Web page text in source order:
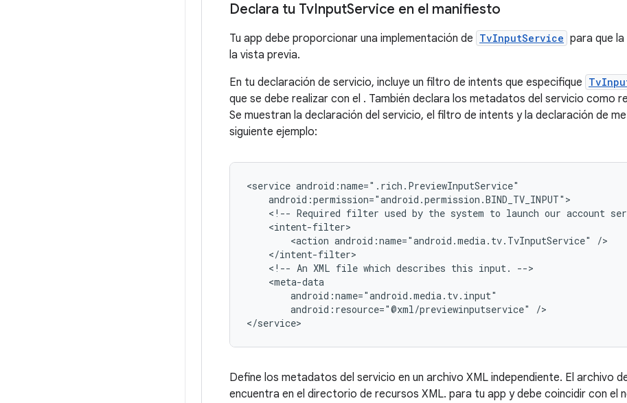
Declara tu TvInputService en el manifiesto
Tu app debe proporcionar una implementación de TvInputService para que
la vista previa.
En tu declaración de servicio, incluye un filtro de intents que especifique
que se debe realizar con el . También declara los metadatos del servicio como
Se muestran la declaración del servicio, el filtro de intents y la declaración de
siguiente ejemplo:
<service
<!-- Required filter used by the system to launch our account
<action android:name="android.media.tv.TvInputService"
<!-- An XML file which describes this input.
android:resource="@xml/previewinputservice"
/>
</service>
Define los metadatos del servicio en un archivo XML independiente. El archivo
encuentra en el directorio de recursos XML. para tu app y debe coincidir con el